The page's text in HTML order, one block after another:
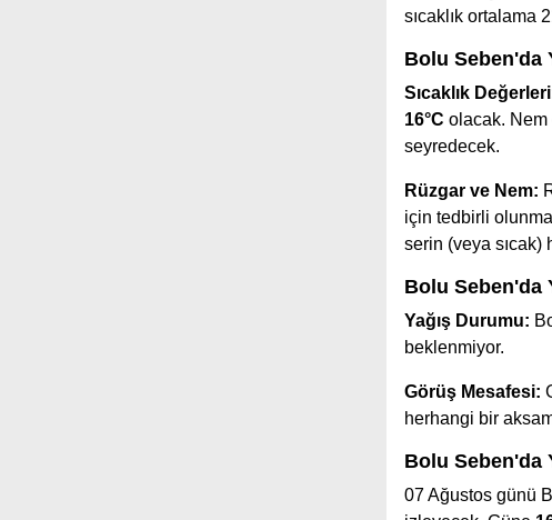
sıcaklık ortalama
Bolu Seben'da
Sıcaklık
16°C olacak. Nem
seyredecek.
Rüzgar ve Nem:
için tedbirli
serin (veya
Bolu Seben'da
Yağış Durumu:
beklenmiyor.
Görüş Mesafesi:
herhangi bir
Bolu Seben'da
07 Ağustos günü